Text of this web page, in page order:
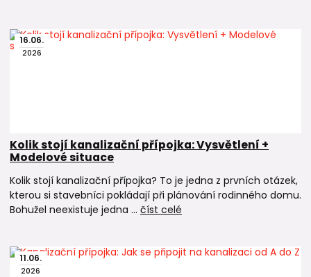
16.06.
2026
Kolik stojí kanalizační přípojka: Vysvětlení +
Modelové situace
Kolik stojí kanalizační přípojka? To je jedna z prvních otázek,
kterou si stavebníci pokládají při plánování rodinného domu.
Bohužel neexistuje jedna ... číst celé
11.06.
2026